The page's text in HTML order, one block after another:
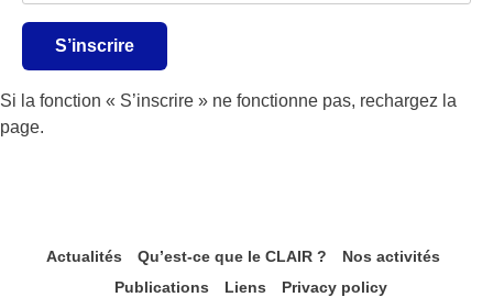
S’inscrire
Si la fonction « S’inscrire » ne fonctionne pas, rechargez la
page.
Actualités Qu’est-ce que le CLAIR ?
Nos activités
Publications
Liens Privacy policy